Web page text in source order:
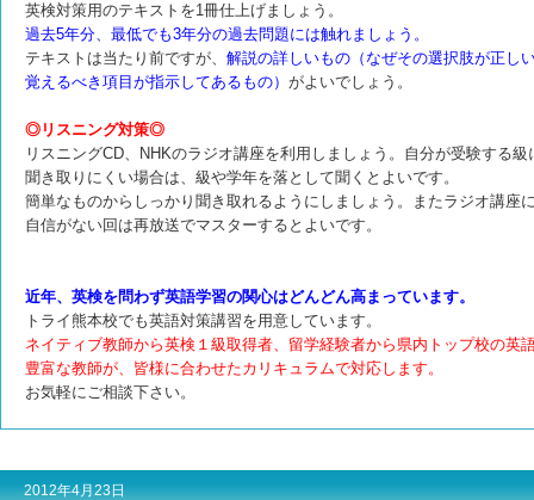
英検対策用のテキストを1冊仕上げましょう。
過去5年分、最低でも3年分の過去問題には触れましょう。
テキストは当たり前ですが、 解説の詳しいもの（なぜその選択肢が正し
覚えるべき項目が指示してあるもの） がよいでしょう。
◎リスニング対策◎
リスニングCD、NHKのラジオ講座を利用しましょう。自分が受験する
聞き取りにくい場合は、級や学年を落として聞くとよいです。
簡単なものからしっかり聞き取れるようにしましょう。またラジオ講座
自信がない回は再放送でマスターするとよいです。
近年、英検を問わず英語学習の関心はどんどん高まっています。
トライ熊本校でも英語対策講習を用意しています。
ネイティブ教師から英検１級取得者、留学経験者から県内トップ校の英
豊富な教師が、皆様に合わせたカリキュラムで対応します。
お気軽にご相談下さい。
2012年4月23日